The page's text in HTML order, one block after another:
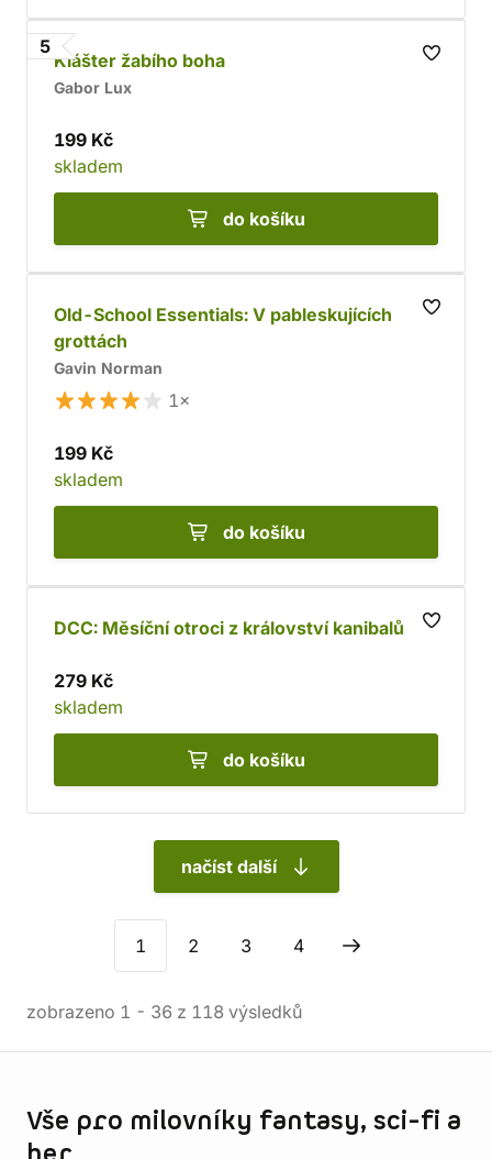
5
Klášter žabího boha
Gabor Lux
199 Kč
skladem
do košíku
Old-School Essentials: V pableskujících
grottách
Gavin Norman
1×
199 Kč
skladem
do košíku
DCC: Měsíční otroci z království kanibalů
279 Kč
skladem
do košíku
načíst další
1 2 3 4
zobrazeno 1 - 36 z 118 výsledků
Vše pro milovníky fantasy, sci-fi a